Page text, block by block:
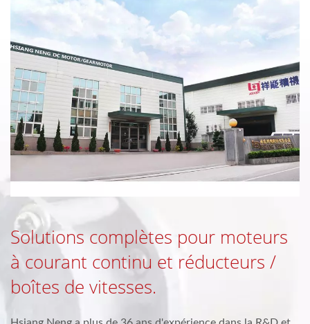
Solutions complètes pour moteurs
à courant continu et réducteurs /
boîtes de vitesses.